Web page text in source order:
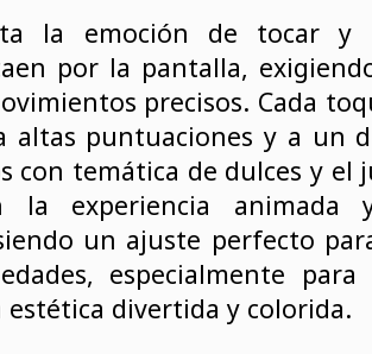
la emoción de tocar y
por la pantalla,
precisos. Cada
altas puntuaciones y a un
con temática de dulces y el
la experiencia animada
un ajuste perfecto
especialmente
estética divertida y colorida.